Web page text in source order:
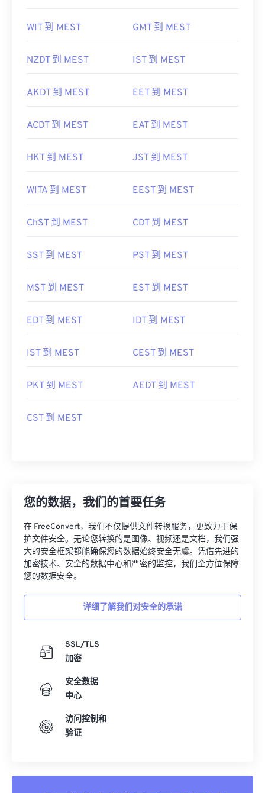
WIT 到 MEST GMT 到 MEST
NZDT 到 MEST IST 到 MEST
AKDT 到 MEST EET 到 MEST
ACDT 到 MEST EAT 到 MEST
HKT 到 MEST JST 到 MEST
WITA 到 MEST EEST 到 MEST
ChST 到 MEST CDT 到 MEST
SST 到 MEST PST 到 MEST
MST 到 MEST EST 到 MEST
EDT 到 MEST IDT 到 MEST
IST 到 MEST CEST 到 MEST
PKT 到 MEST AEDT 到 MEST
CST 到 MEST
您的数据，我们的首要任务
在 FreeConvert，我们不仅提供文件转换服务，更致力于保
护文件安全。无论您转换的是图像、视频还是文档，我们强
大的安全框架都能确保您的数据始终安全无虞。凭借先进的
加密技术、安全的数据中心和严密的监控，我们全方位保障
您的数据安全。
详细了解我们对安全的承诺
SSL/TLS
加密
安全数据
中心
访问控制和
验证